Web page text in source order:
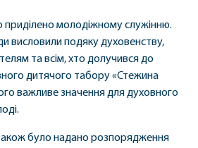
приділено молодіжному служінню.
висловили подяку духовенству,
та всім, хто долучився до
дитячого табору «Стежина
важливе значення для духовного
також було надано розпорядження